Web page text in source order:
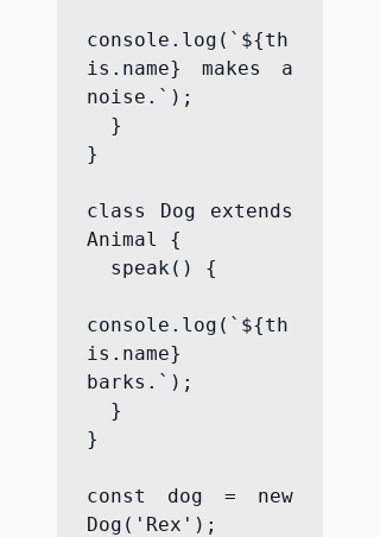
console.log(`${th
is.name} makes a
noise.`);
}
class Dog extends
Animal {
console.log(`${th
is.name}
barks.`);
}
const dog = new
Dog('Rex');